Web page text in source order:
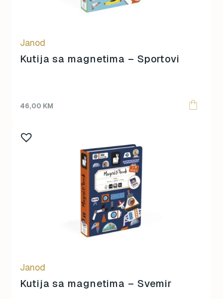
Janod
Kutija sa magnetima – Sportovi
46,00 KM
Janod
Kutija sa magnetima – Svemir